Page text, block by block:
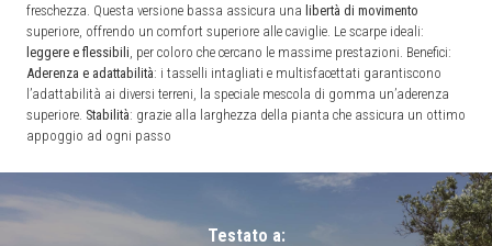
freschezza. Questa versione bassa assicura una libertà di movimento
superiore, offrendo un comfort superiore alle caviglie. Le scarpe ideali:
leggere e flessibili , per coloro che cercano le massime prestazioni. Benefici:
Aderenza e adattabilità: i tasselli intagliati e multisfacettati garantiscono
l’adattabilità ai diversi terreni, la speciale mescola di gomma un’aderenza
superiore. Stabilità: grazie alla larghezza della pianta che assicura un ottimo
appoggio ad ogni passo
Testato a: